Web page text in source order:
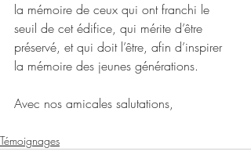
la mémoire de ceux qui ont franchi le
seuil de cet édifice, qui mérite d’être
préservé, et qui doit l’être, afin d’inspirer
la mémoire des jeunes générations.
Avec nos amicales salutations,
Témoignages